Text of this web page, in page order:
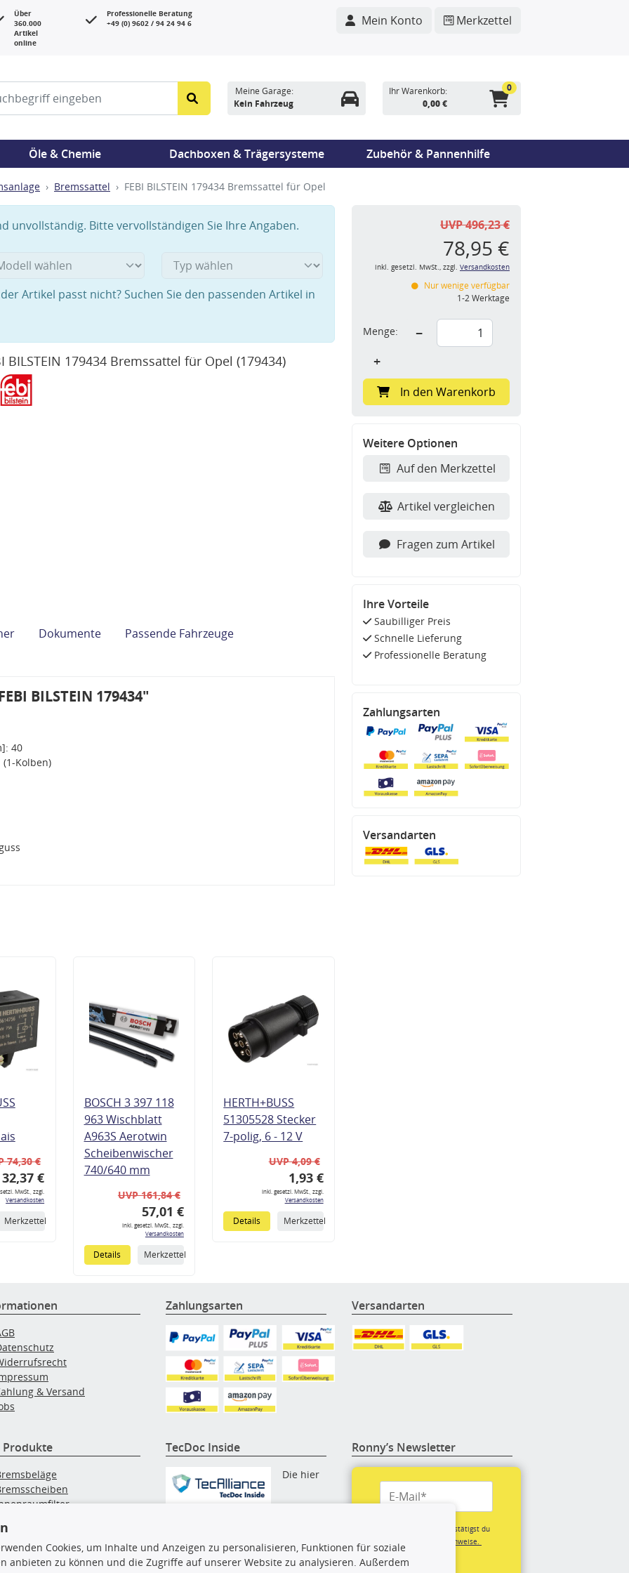
Über
360.000
Artikel
online
Professionelle Beratung
+49 (0) 9602 / 94 24 94 6
Mein Konto Merkzettel
Meine Garage:
Kein Fahrzeug
Ihr Warenkorb:
0,00 €
0
Öle & Chemie Dachboxen & Trägersysteme Zubehör & Pannenhilfe
Bremssattel FEBI BILSTEIN 179434 Bremssattel für Opel
unvollständig. Bitte vervollständigen Sie Ihre Angaben.
Artikel passt nicht? Suchen Sie den passenden Artikel in
BILSTEIN 179434 Bremssattel für Opel (179434)
Dokumente Passende Fahrzeuge
BILSTEIN 179434"
40
Kolben)
74,30 €
32,37 €
MwSt., zzgl.
Versandkosten
Merkzettel
BOSCH 3 397 118
963 Wischblatt
A963S Aerotwin
Scheibenwischer
740/640 mm
UVP 161,84 €
57,01 €
inkl. gesetzl. MwSt., zzgl.
Versandkosten
Details Merkzettel
HERTH+BUSS
51305528 Stecker
7-polig, 6 - 12 V
UVP 4,09 €
1,93 €
inkl. gesetzl. MwSt., zzgl.
Versandkosten
Details Merkzettel
UVP 496,23 €
78,95 €
inkl. gesetzl. MwSt., zzgl. Versandkosten
Nur wenige verfügbar
1-2 Werktage
Menge:
−
+
In den Warenkorb
Weitere Optionen
Auf den Merkzettel
Artikel vergleichen
Fragen zum Artikel
Ihre Vorteile
Saubilliger Preis
Schnelle Lieferung
Professionelle Beratung
Zahlungsarten
Versandarten
& Versand
Zahlungsarten Versandarten
Produkte TecDoc Inside
Die hier
nicht kopiert werden. Es ist zu
unterlassen, die Daten oder die
Ronny’s Newsletter
Mit der Anmeldung bestätigst du
unsere
Datenschutzhinweise.
(*Pflichtfeld)
Cookies, um Inhalte und Anzeigen zu personalisieren, Funktionen für soziale
anbieten zu können und die Zugriffe auf unserer Website zu analysieren. Außerdem